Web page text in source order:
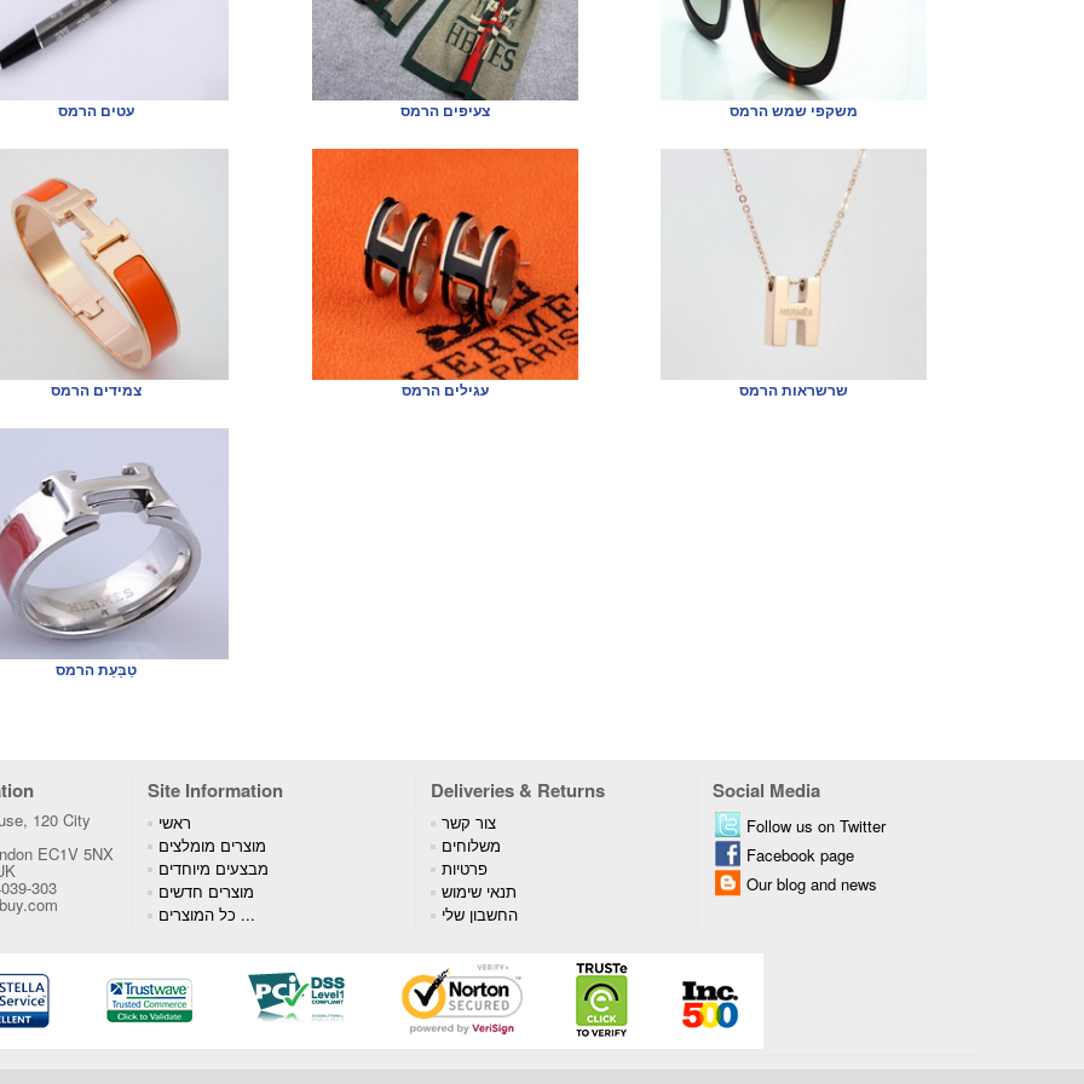
עטים הרמס צעיפים הרמס משקפי שמש הרמס
צמידים הרמס עגילים הרמס שרשראות הרמס
טַבַּעַת הרמס
Site Information Deliveries & Returns Social Media
120 City
EC1V 5NX
303
ראשי
מוצרים מומלצים
מבצעים מיוחדים
מוצרים חדשים
כל המוצרים ...
צור קשר
משלוחים
פרטיות
תנאי שימוש
החשבון שלי
Follow us on Twitter
Facebook page
Our blog and news